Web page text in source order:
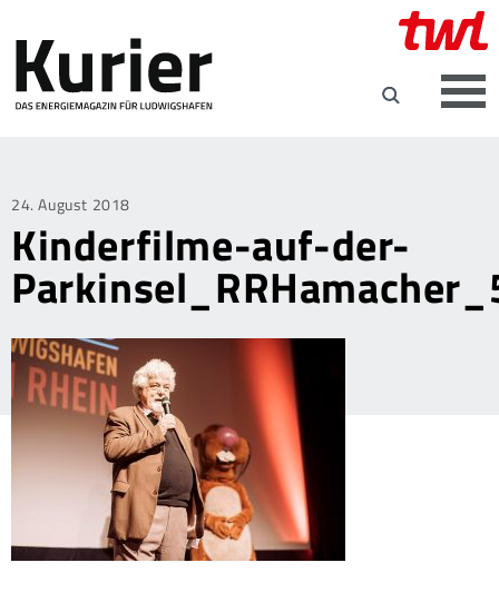
Posted
on
24. August 2018
Kinderfilme-auf-der-